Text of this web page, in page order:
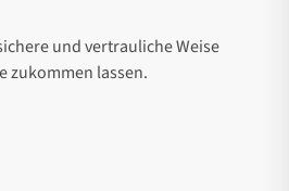
und vertrauliche Weise
zukommen lassen.